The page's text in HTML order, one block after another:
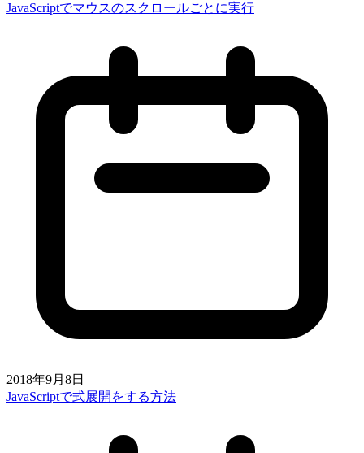
JavaScriptでマウスのスクロールごとに実行
2018年9月8日
JavaScriptで式展開をする方法